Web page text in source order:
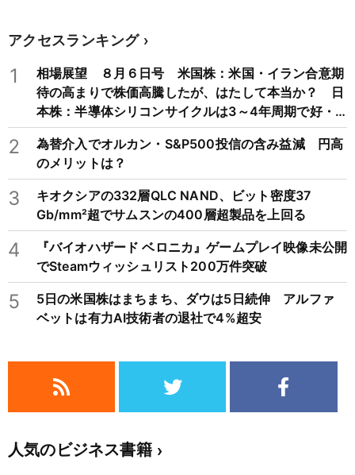
アクセスランキング
1
相場展望 ８月６日号 米国株：米国・イラン合意期
待の高まりで株価高騰したが、はたして本当か？ 日
本株：半導体シリコンサイクルは3～4年周期で好・
不況を繰り返すため注意
2
為替介入でオルカン・S&P500投信の含み益減 円高
のメリットは？
3
キオクシアの332層QLC NAND、ビット密度37
Gb/mm²超でサムスンの400層超製品を上回る
4
『バイオハザード ベロニカ』ゲームプレイ映像未公開
でSteamウィッシュリスト200万件突破
5
5日の米国株はまちまち、ダウは5日続伸 アルファ
ベットは有力AI技術者の退社で4%超安
人気のビジネス書籍